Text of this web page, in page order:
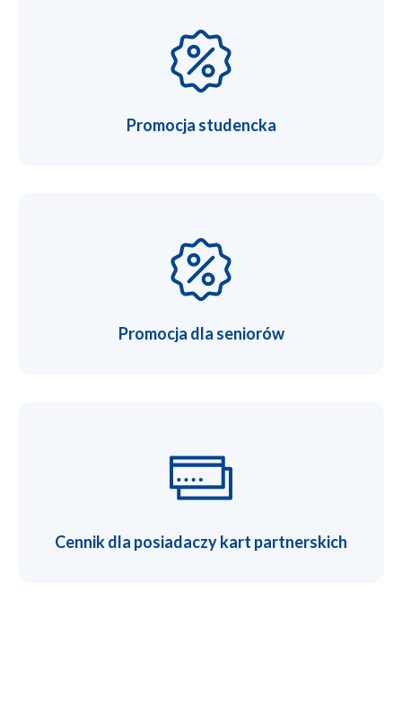
Promocja studencka
Promocja dla seniorów
Cennik dla posiadaczy kart partnerskich